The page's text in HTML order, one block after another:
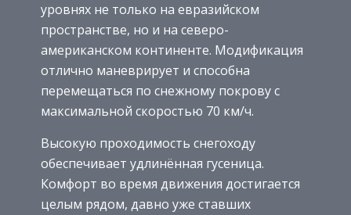
уровнях не только на евразийском
пространстве, но и на северо-
американском континенте. Модификация
отлично маневрирует и способна
перемещаться по снежному покрову с
максимальной скоростью 70 км/ч.
Высокую проходимость снегоходу
обеспечивает удлинённая гусеница.
Комфорт во время движения достигается
целым рядом, давно уже ставших